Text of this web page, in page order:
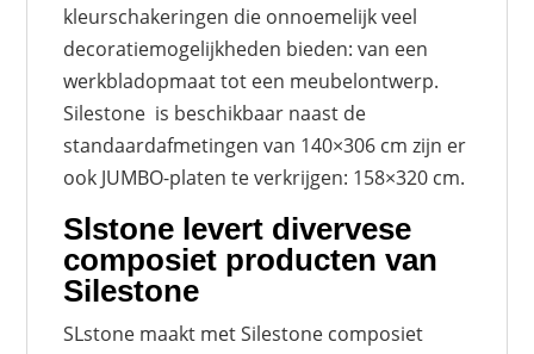
kleurschakeringen die onnoemelijk veel
decoratiemogelijkheden bieden: van een
werkbladopmaat tot een meubelontwerp.
Silestone is beschikbaar naast de
standaardafmetingen van 140×306 cm zijn er
ook JUMBO-platen te verkrijgen: 158×320 cm.
Slstone levert divervese
composiet producten van
Silestone
SLstone maakt met Silestone composiet